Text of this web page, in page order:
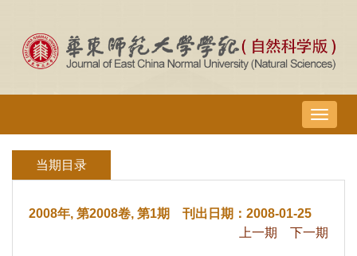
导
航
当期目录
2008年, 第2008卷, 第1期 刊出日期：2008-01-25
上一期
下一期